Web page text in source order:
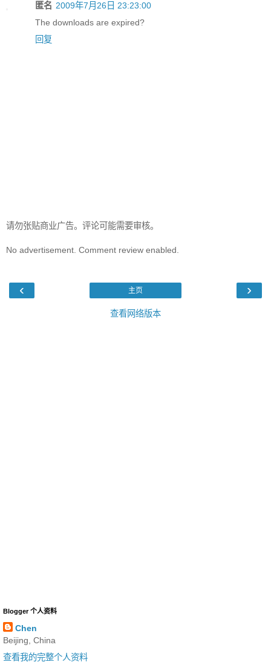
匿名 2009年7月26日 23:23:00
The downloads are expired?
回复
请勿张贴商业广告。评论可能需要审核。
No advertisement. Comment review enabled.
‹ ›
主页
查看网络版本
Blogger 个人资料
Chen
Beijing, China
查看我的完整个人资料